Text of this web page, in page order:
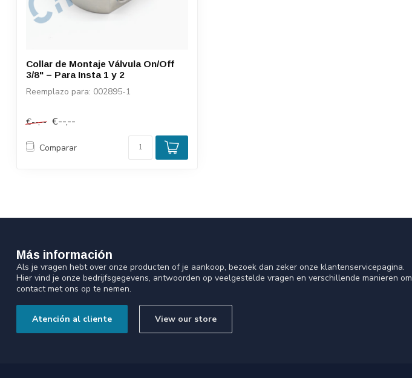
Collar de Montaje Válvula On/Off
3/8" – Para Insta 1 y 2
Reemplazo para: 002895-1
€--,-- €--,--
Comparar
Más información
Als je vragen hebt over onze producten of je aankoop, bezoek dan zeker onze klantenservicepagina.
Hier vind je onze bedrijfsgegevens, antwoorden op veelgestelde vragen en verschillende manieren om
contact met ons op te nemen.
Atención al cliente View our store